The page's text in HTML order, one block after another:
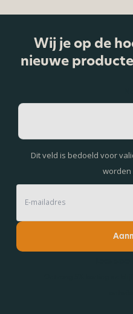
Wij je op de
nieuwe
Dit veld is bedoeld voor
worden